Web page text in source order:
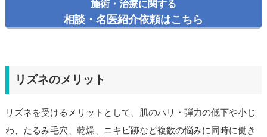
施術・治療に関する
相談・名医紹介依頼はこちら
リズネのメリット
リズネを受けるメリットとして、肌のハリ・弾力の低下や小じ
わ、たるみ毛穴、乾燥、ニキビ跡など複数の悩みに同時に働き